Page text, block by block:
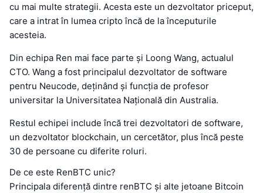
cu mai multe strategii. Acesta este un dezvoltator priceput,
care a intrat în lumea cripto încă de la începuturile
acesteia.
Din echipa Ren mai face parte și Loong Wang, actualul
CTO. Wang a fost principalul dezvoltator de software
pentru Neucode, deținând și funcția de profesor
universitar la Universitatea Națională din Australia.
Restul echipei include încă trei dezvoltatori de software,
un dezvoltator blockchain, un cercetător, plus încă peste
30 de persoane cu diferite roluri.
De ce este RenBTC unic?
Principala diferență dintre renBTC și alte jetoane Bitcoin